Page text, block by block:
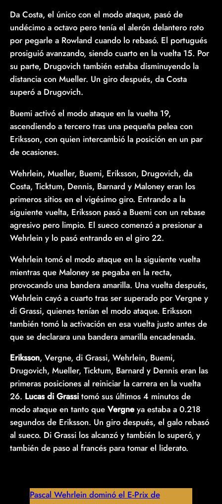
Da Costa, el único con el modo ataque, pasó de
undécimo a octavo pero tenía el alerón delantero roto
por pegarle a Rowland cuando lo rebasó. El portugués
prosiguió avanzando, siendo cuarto en la vuelta 15. Por
su parte, Drugovich también estaba disminuyendo la
distancia con Mueller. Un giro después, da Costa
superó a Drugovich.
Buemi activó el modo ataque en la vuelta 19,
ascendiendo a tercero tras una pequeña pelea con
Eriksson, con quien intercambió la posición en un par
de ocasiones.
Wehrlein, Mueller, Buemi, Eriksson, Drugovich, da
Costa, Ticktum, Dennis, Barnard y Maloney eran los
primeros sitios en el vigésimo giro. Entrando a la
siguiente vuelta, Eriksson pasó a Buemi con un rebase
agresivo pero limpio. El sueco comenzó a presionar a
Wehrlein y lo pasó entrando en el giro 22.
Wehrlein tomó el modo ataque en la siguiente vuelta
mientras que Maloney se pegaba en la recta,
provocando una bandera amarilla. Una vuelta después,
Wehrlein cayó a cuarto tras ser superado por Vergne y
di Grassi, quienes tenían el modo ataque. Eriksson
también tomó la activación en esa vuelta justo antes de
que se declarara una bandera amarilla encadenada.
Eriksson, Vergne, di Grassi, Wehrlein, Buemi,
Drugovich, Mueller, Ticktum, Barnard y Dennis eran las
primeras posiciones al reiniciar la carrera en la vuelta
26. Lucas di Grassi tomó sus últimos 4 minutos de
modo ataque en tanto que Vergneya estaba a 0.218
segundos de Eriksson. Un giro después, el galo rebasó
al sueco. Di Grassi los alcanzó y también lo superó, y
también de paso al francés para tomar el liderato.
Pascal Wehrlein dominó el E-Prix de